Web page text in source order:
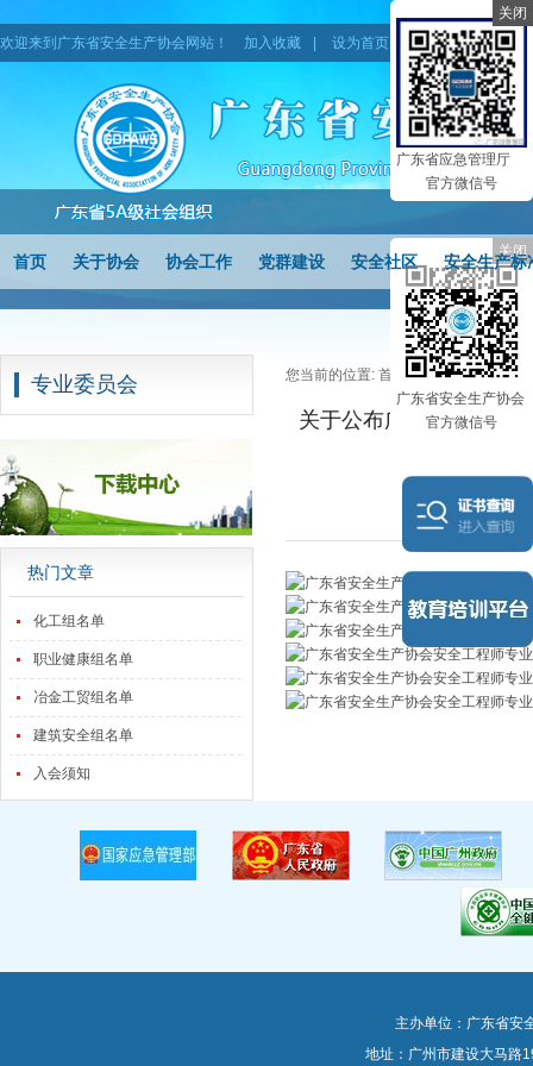
欢迎来到广东省安全生产协会网站！ 加入收藏 设为首页 网站地图
首页 关于协会 协会工作 党群建设 安全社区 安全生产标
专业委员会
热门文章
化工组名单
职业健康组名单
冶金工贸组名单
建筑安全组名单
入会须知
您当前的位置: 首页>专业委员会
关于公布广东省安全生
发布时
主办单位：广东省
地址：广州市建设大马
广东省应急管理厅
官方微信号
关闭
广东省安全生产协会
官方微信号
关闭